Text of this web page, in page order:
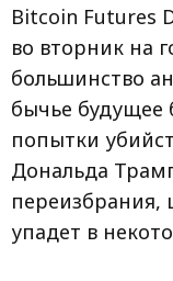
Bitcoin Futures
во вторник на
большинство
бычье будущее
попытки
Дональда
переизбрания,
упадет в